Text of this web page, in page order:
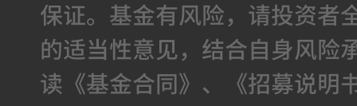
保证。基金有风险，请投资者
的适当性意见，结合自身风险
读《基金合同》、《招募说明